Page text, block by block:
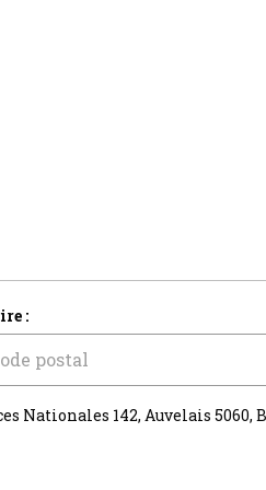
:
Nationales 142, Auvelais 5060,